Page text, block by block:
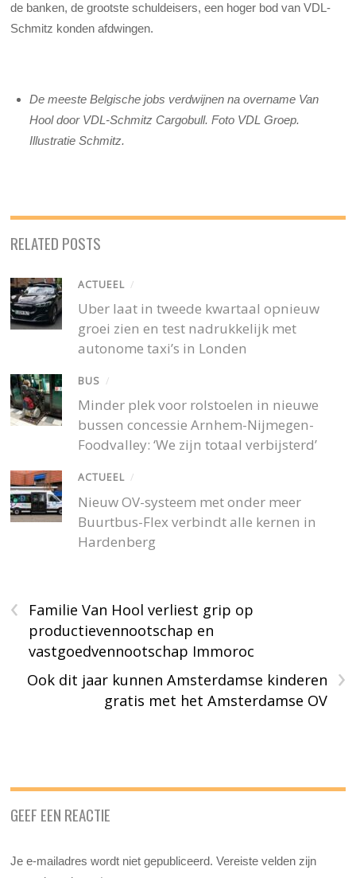
de banken, de grootste schuldeisers, een hoger bod van VDL-
Schmitz konden afdwingen.
De meeste Belgische jobs verdwijnen na overname Van
Hool door VDL-Schmitz Cargobull.Foto VDL Groep.
Illustratie Schmitz.
RELATED POSTS
ACTUEEL /
Uber laat in tweede kwartaal opnieuw
groei zien en test nadrukkelijk met
autonome taxi’s in Londen
BUS /
Minder plek voor rolstoelen in nieuwe
bussen concessie Arnhem-Nijmegen-
Foodvalley: ‘We zijn totaal verbijsterd’
ACTUEEL /
Nieuw OV-systeem met onder meer
Buurtbus-Flex verbindt alle kernen in
Hardenberg
‹
Familie Van Hool verliest grip op
productievennootschap en
vastgoedvennootschap Immoroc
›
Ook dit jaar kunnen Amsterdamse kinderen
gratis met het Amsterdamse OV
GEEF EEN REACTIE
Je e-mailadres wordt niet gepubliceerd. Vereiste velden zijn